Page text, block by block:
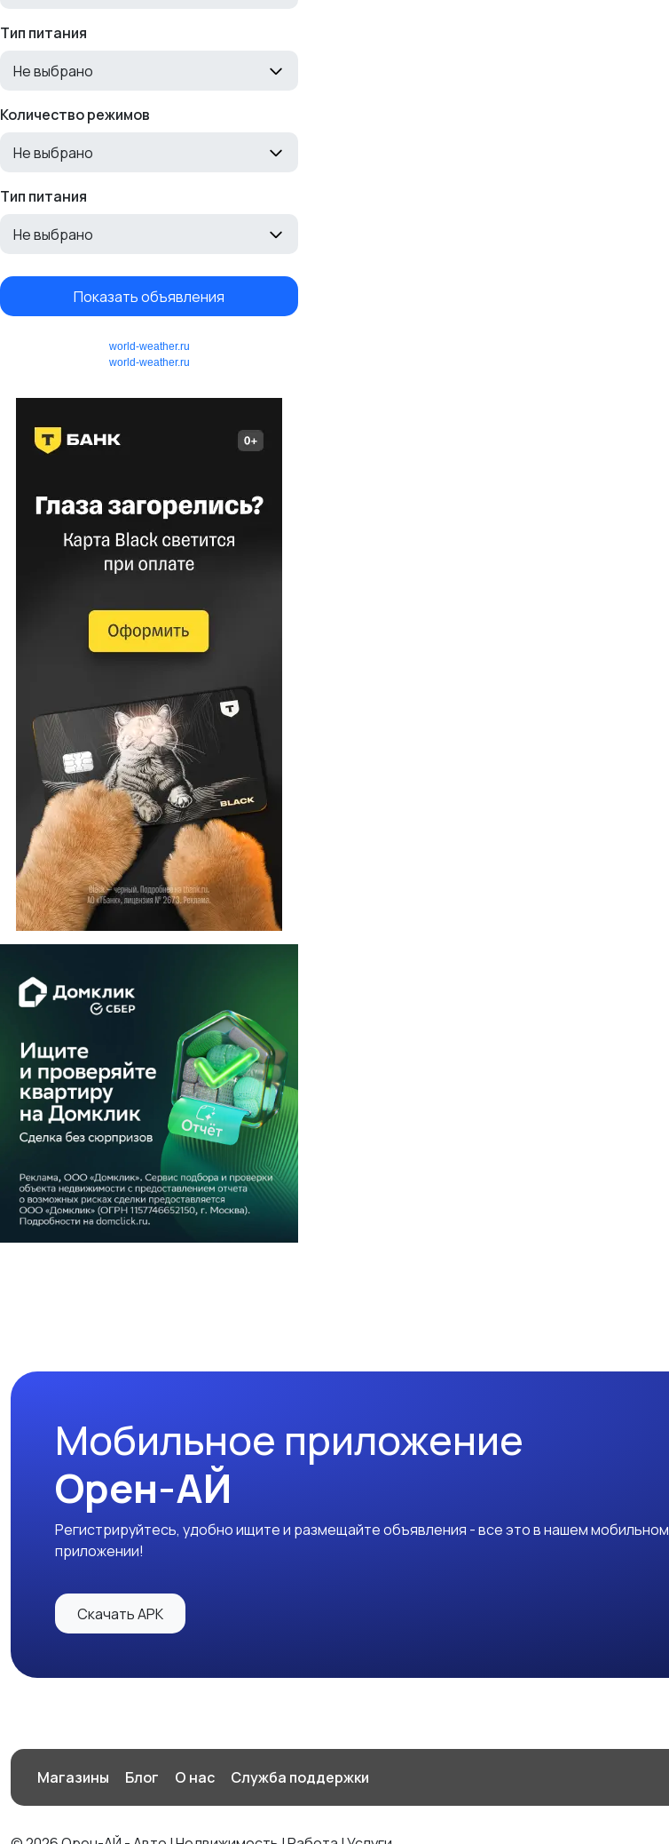
Тип питания
Не выбрано
Количество режимов
Не выбрано
Тип питания
Не выбрано
Показать объявления
world-weather.ru
world-weather.ru
Мобильное приложение
Орен-АЙ
Регистрируйтесь, удобно ищите и размещайте объявления - все это в нашем мобильном
приложении!
Скачать APK
Магазины Блог О нас Служба поддержки